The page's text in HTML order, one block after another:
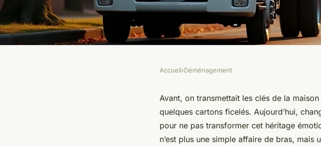
Optimiser votre service
déménagement pour un
Accueil›Déménagement
Avant, on transmettait les clés de la
quelques cartons ficelés. Aujourd’hui,
pour ne pas transformer cet héritage
n’est plus une simple affaire de bras,